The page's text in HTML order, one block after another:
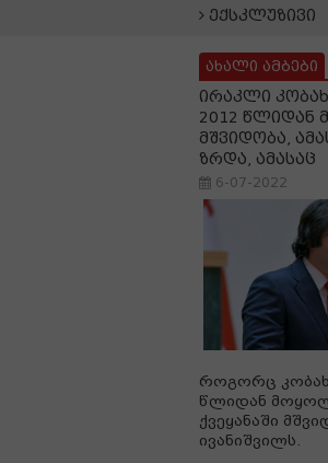
ექსკლუზივი
ახალი ამბები
ირაკლი
2012 წლიდან
მშვიდობა,
ზრდა, ამასაც
6-07-2022
როგორც
წლიდან
ქვეყანაში
ივანიშვილს.